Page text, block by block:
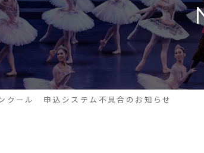
クール 申込システム不具合のお知らせ